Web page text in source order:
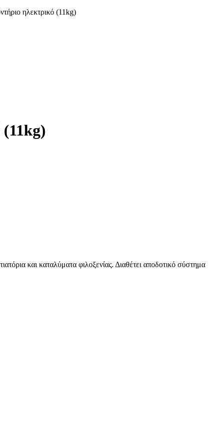
ηλεκτρικό (11kg)
(11kg)
και καταλύματα φιλοξενίας. Διαθέτει αποδοτικό σύστημα